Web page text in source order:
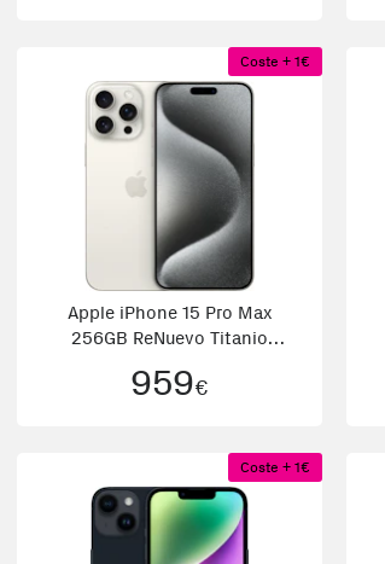
Coste + 1€
Apple iPhone 15 Pro Max
256GB ReNuevo Titanio
959€
Coste + 1€